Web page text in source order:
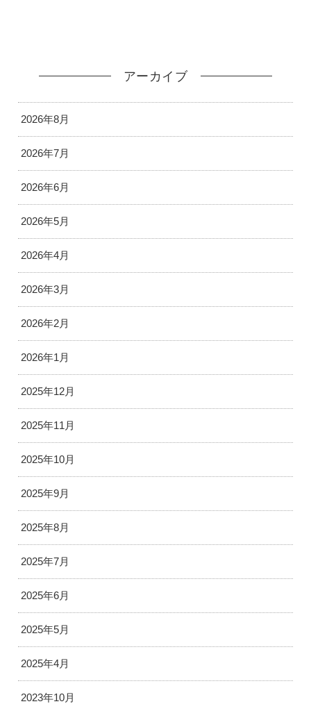
アーカイブ
2026年8月
2026年7月
2026年6月
2026年5月
2026年4月
2026年3月
2026年2月
2026年1月
2025年12月
2025年11月
2025年10月
2025年9月
2025年8月
2025年7月
2025年6月
2025年5月
2025年4月
2023年10月